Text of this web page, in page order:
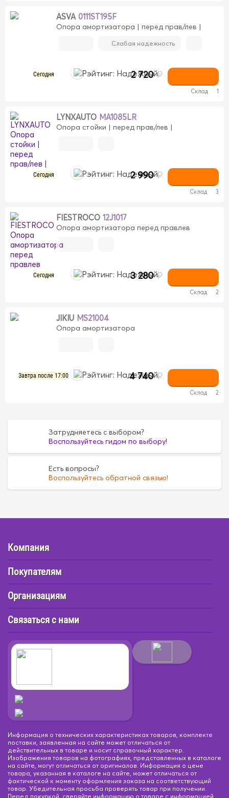
ASVA 0111ST195F
Опора амортизатора | перед прав/лев |
Слабая надежность
Сегодня 2 720 ₽
Склад 1
LYNXAUTO MA1085LR
Опора стойки | перед прав/лев |
Сегодня 2 990 ₽
Склад 3
FIESTROCO 12J1017
Опора амортизатора перед правлев
Сегодня 3 280 ₽
Склад 2
JIKIU MS21004
Опора амортизатора
Завтра после 17:00 4 740 ₽
Склад 2
Затрудняетесь с выбором?
Воспользуйтесь гидом по выбору!
Есть вопросы?
Воспользуйтесь обратной связью!
Компания
Покупателям
Организациям
Связаться с нами
Информация о технических характеристиках товаров, комплекте
поставки, заявленная на сайте может отличаться от
действительных в товаре и носит справочный характер.
Изображения товаров на фотографиях, представленных в каталоге
на сайте, могут отличаться от оригиналов. Информация о цене
товара, указанная в каталоге на сайте, может отличаться от
фактической к моменту оформления заказа на соответствующий
товар. Убедительная просьба проверять товар при получении.
Перед покупкой, сверяйте информацию о товаре с информацией